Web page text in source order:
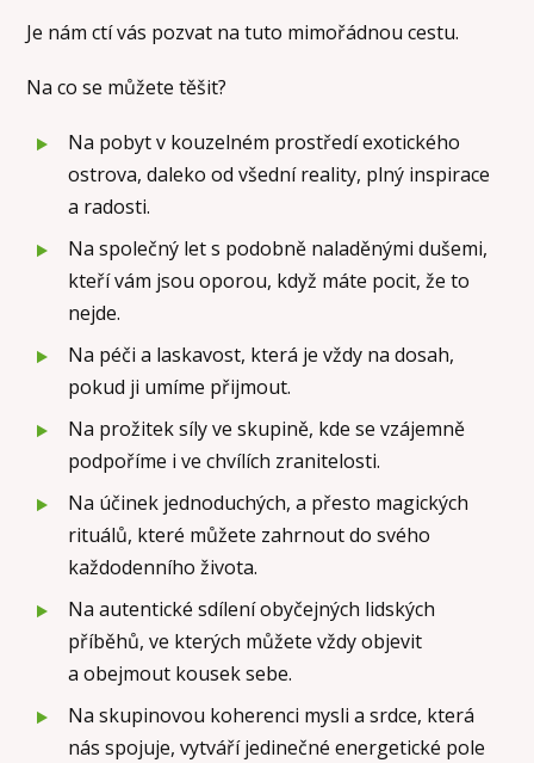
Je nám ctí vás pozvat na tuto mimořádnou cestu.
Na co se můžete těšit?
Na pobyt v kouzelném prostředí exotického
ostrova, daleko od všední reality, plný inspirace
a radosti.
Na společný let s podobně naladěnými dušemi,
kteří vám jsou oporou, když máte pocit, že to
nejde.
Na péči a laskavost, která je vždy na dosah,
pokud ji umíme přijmout.
Na prožitek síly ve skupině, kde se vzájemně
podpoříme i ve chvílích zranitelosti.
Na účinek jednoduchých, a přesto magických
rituálů, které můžete zahrnout do svého
každodenního života.
Na autentické sdílení obyčejných lidských
příběhů, ve kterých můžete vždy objevit
a obejmout kousek sebe.
Na skupinovou koherenci mysli a srdce, která
nás spojuje, vytváří jedinečné energetické pole